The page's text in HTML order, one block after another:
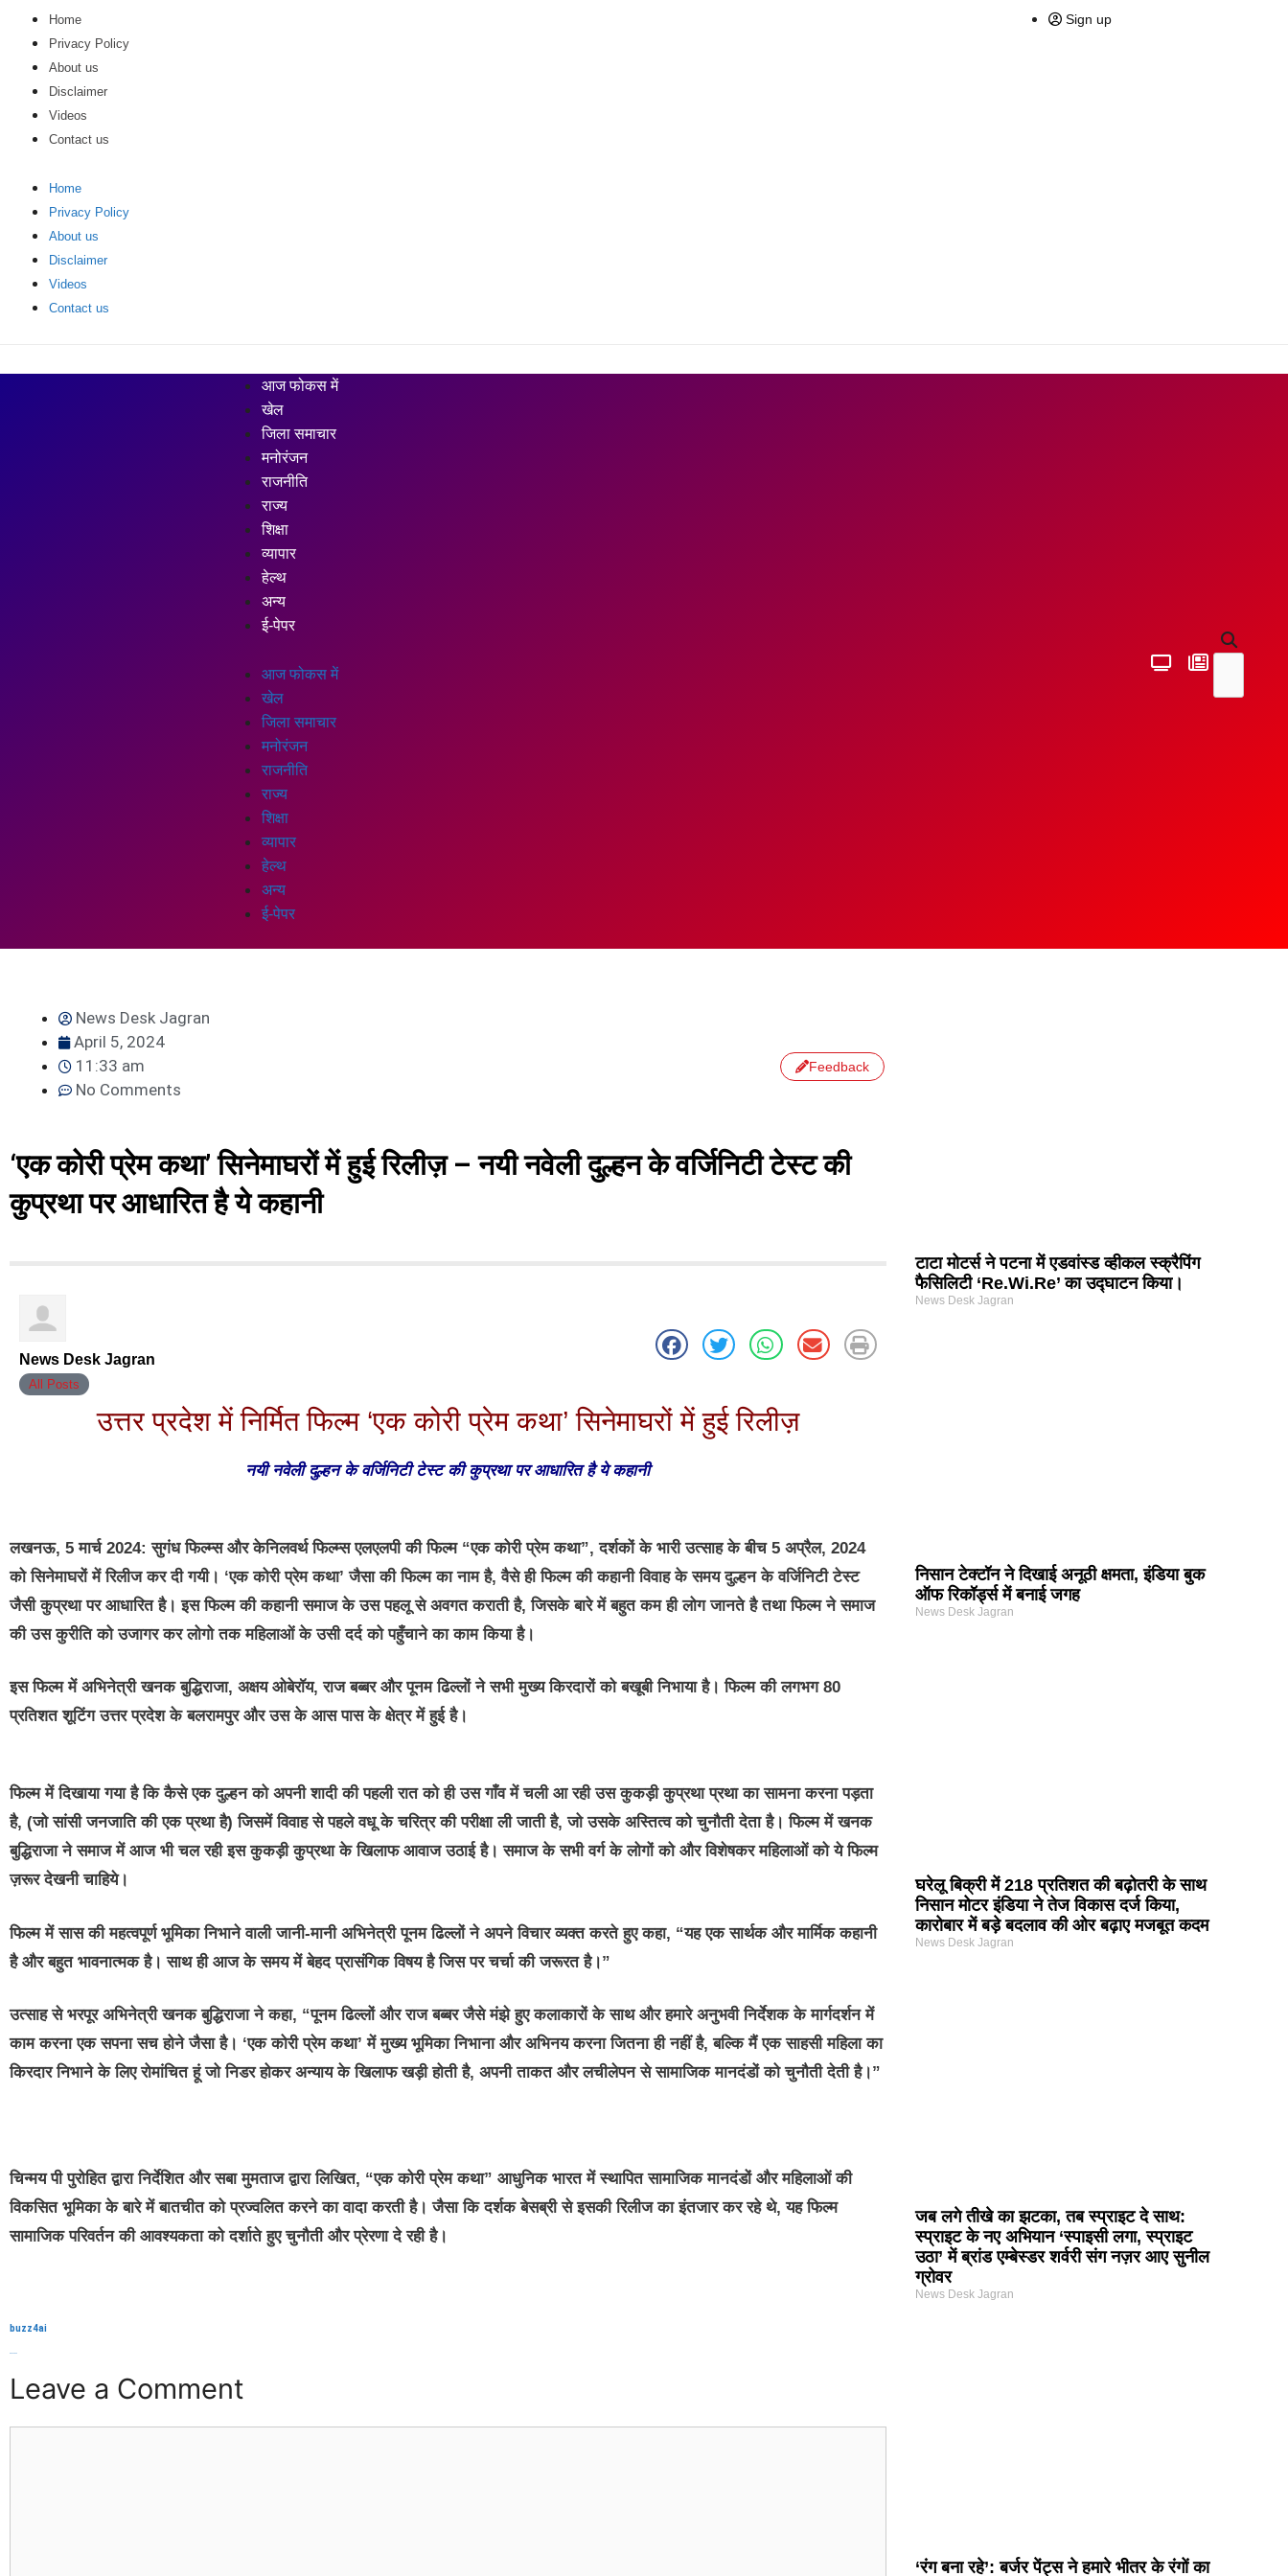
Home
Privacy Policy
About us
Disclaimer
Videos
Contact us
Home
Privacy Policy
About us
Disclaimer
Videos
Contact us
Sign up
आज फोकस में
खेल
जिला समाचार
मनोरंजन
राजनीति
राज्य
शिक्षा
व्यापार
हेल्थ
अन्य
ई-पेपर
आज फोकस में
खेल
जिला समाचार
मनोरंजन
राजनीति
राज्य
शिक्षा
व्यापार
हेल्थ
अन्य
ई-पेपर
News Desk Jagran
April 5, 2024
11:33 am
No Comments
Feedback
‘एक कोरी प्रेम कथा’ सिनेमाघरों में हुई रिलीज़ – नयी नवेली दुल्हन के वर्जिनिटी टेस्ट की
कुप्रथा पर आधारित है ये कहानी
News Desk Jagran
All Posts
उत्तर प्रदेश में निर्मित फिल्म ‘एक कोरी प्रेम कथा’ सिनेमाघरों में हुई रिलीज़
नयी नवेली दुल्हन के वर्जिनिटी टेस्ट की कुप्रथा पर आधारित है ये कहानी
लखनऊ, 5 मार्च 2024: सुगंध फिल्म्स और केनिलवर्थ फिल्म्स एलएलपी की फिल्म “एक कोरी प्रेम कथा”, दर्शकों के भारी उत्साह के बीच 5 अप्रैल, 2024
को सिनेमाघरों में रिलीज कर दी गयी। ‘एक कोरी प्रेम कथा’ जैसा की फिल्म का नाम है, वैसे ही फिल्म की कहानी विवाह के समय दुल्हन के वर्जिनिटी टेस्ट
जैसी कुप्रथा पर आधारित है। इस फिल्म की कहानी समाज के उस पहलू से अवगत कराती है, जिसके बारे में बहुत कम ही लोग जानते है तथा फिल्म ने समाज
की उस कुरीति को उजागर कर लोगो तक महिलाओं के उसी दर्द को पहुँचाने का काम किया है।
इस फिल्म में अभिनेत्री खनक बुद्धिराजा, अक्षय ओबेरॉय, राज बब्बर और पूनम ढिल्लों ने सभी मुख्य किरदारों को बखूबी निभाया है। फिल्म की लगभग 80
प्रतिशत शूटिंग उत्तर प्रदेश के बलरामपुर और उस के आस पास के क्षेत्र में हुई है।
फिल्म में दिखाया गया है कि कैसे एक दुल्हन को अपनी शादी की पहली रात को ही उस गाँव में चली आ रही उस कुकड़ी कुप्रथा प्रथा का सामना करना पड़ता
है, (जो सांसी जनजाति की एक प्रथा है) जिसमें विवाह से पहले वधू के चरित्र की परीक्षा ली जाती है, जो उसके अस्तित्व को चुनौती देता है। फिल्म में खनक
बुद्धिराजा ने समाज में आज भी चल रही इस कुकड़ी कुप्रथा के खिलाफ आवाज उठाई है। समाज के सभी वर्ग के लोगों को और विशेषकर महिलाओं को ये फिल्म
ज़रूर देखनी चाहिये।
फिल्म में सास की महत्वपूर्ण भूमिका निभाने वाली जानी-मानी अभिनेत्री पूनम ढिल्लों ने अपने विचार व्यक्त करते हुए कहा, “यह एक सार्थक और मार्मिक कहानी
है और बहुत भावनात्मक है। साथ ही आज के समय में बेहद प्रासंगिक विषय है जिस पर चर्चा की जरूरत है।”
उत्साह से भरपूर अभिनेत्री खनक बुद्धिराजा ने कहा, “पूनम ढिल्लों और राज बब्बर जैसे मंझे हुए कलाकारों के साथ और हमारे अनुभवी निर्देशक के मार्गदर्शन में
काम करना एक सपना सच होने जैसा है। ‘एक कोरी प्रेम कथा’ में मुख्य भूमिका निभाना और अभिनय करना जितना ही नहीं है, बल्कि मैं एक साहसी महिला का
किरदार निभाने के लिए रोमांचित हूं जो निडर होकर अन्याय के खिलाफ खड़ी होती है, अपनी ताकत और लचीलेपन से सामाजिक मानदंडों को चुनौती देती है।”
चिन्मय पी पुरोहित द्वारा निर्देशित और सबा मुमताज द्वारा लिखित, “एक कोरी प्रेम कथा” आधुनिक भारत में स्थापित सामाजिक मानदंडों और महिलाओं की
विकसित भूमिका के बारे में बातचीत को प्रज्वलित करने का वादा करती है। जैसा कि दर्शक बेसब्री से इसकी रिलीज का इंतजार कर रहे थे, यह फिल्म
सामाजिक परिवर्तन की आवश्यकता को दर्शाते हुए चुनौती और प्रेरणा दे रही है।
buzz4ai
Leave a Comment
टाटा मोटर्स ने पटना में एडवांस्ड व्हीकल स्क्रैपिंग
फैसिलिटी ‘Re.Wi.Re’ का उद्घाटन किया।
News Desk Jagran
निसान टेक्टॉन ने दिखाई अनूठी क्षमता, इंडिया बुक
ऑफ रिकॉर्ड्स में बनाई जगह
News Desk Jagran
घरेलू बिक्री में 218 प्रतिशत की बढ़ोतरी के साथ
निसान मोटर इंडिया ने तेज विकास दर्ज किया,
कारोबार में बड़े बदलाव की ओर बढ़ाए मजबूत कदम
News Desk Jagran
जब लगे तीखे का झटका, तब स्प्राइट दे साथ:
स्प्राइट के नए अभियान ‘स्पाइसी लगा, स्प्राइट
उठा’ में ब्रांड एम्बेस्डर शर्वरी संग नज़र आए सुनील
ग्रोवर
News Desk Jagran
‘रंग बना रहे’: बर्जर पेंट्स ने हमारे भीतर के रंगों का